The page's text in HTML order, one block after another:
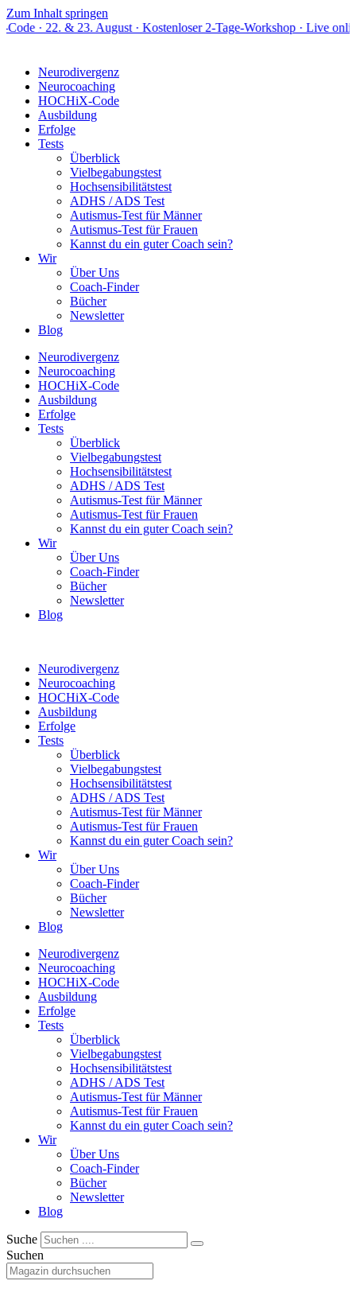
Zum Inhalt springen
& 23. August · Kostenloser 2-Tage-Workshop · Live online
Neurodivergenz
Neurocoaching
HOCHiX-Code
Ausbildung
Erfolge
Tests
Überblick
Vielbegabungstest
Hochsensibilitätstest
ADHS / ADS Test
Autismus-Test für Männer
Autismus-Test für Frauen
Kannst du ein guter Coach sein?
Wir
Über Uns
Coach-Finder
Bücher
Newsletter
Blog
Neurodivergenz
Neurocoaching
HOCHiX-Code
Ausbildung
Erfolge
Tests
Überblick
Vielbegabungstest
Hochsensibilitätstest
ADHS / ADS Test
Autismus-Test für Männer
Autismus-Test für Frauen
Kannst du ein guter Coach sein?
Wir
Über Uns
Coach-Finder
Bücher
Newsletter
Blog
Neurodivergenz
Neurocoaching
HOCHiX-Code
Ausbildung
Erfolge
Tests
Überblick
Vielbegabungstest
Hochsensibilitätstest
ADHS / ADS Test
Autismus-Test für Männer
Autismus-Test für Frauen
Kannst du ein guter Coach sein?
Wir
Über Uns
Coach-Finder
Bücher
Newsletter
Blog
Neurodivergenz
Neurocoaching
HOCHiX-Code
Ausbildung
Erfolge
Tests
Überblick
Vielbegabungstest
Hochsensibilitätstest
ADHS / ADS Test
Autismus-Test für Männer
Autismus-Test für Frauen
Kannst du ein guter Coach sein?
Wir
Über Uns
Coach-Finder
Bücher
Newsletter
Blog
Suche
Suchen